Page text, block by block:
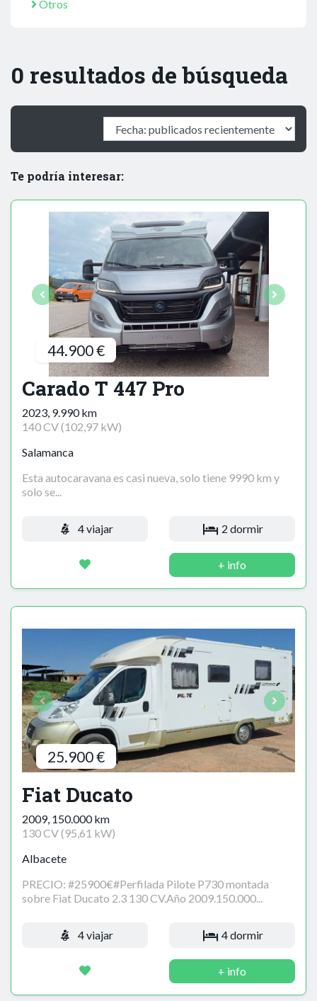
Otros
0 resultados de búsqueda
Te podría interesar:
44.900 €
Carado T 447 Pro
2023, 9.990 km
140 CV (102,97 kW)
Salamanca
Esta autocaravana es casi nueva, solo tiene 9990 km y
solo se...
4 viajar 2 dormir
+ info
25.900 €
Fiat Ducato
2009, 150.000 km
130 CV (95,61 kW)
Albacete
PRECIO: #25900€#Perfilada Pilote P730 montada
sobre Fiat Ducato 2.3 130 CV.Año 2009.150.000...
4 viajar 4 dormir
+ info